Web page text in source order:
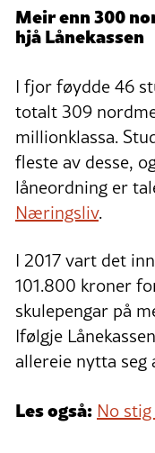
Meir enn 300
hjå Lånekassen
I fjor føydde 46
totalt 309
millionklassa.
fleste av desse,
låneordning er
Næringsliv.
I 2017 vart det
101.800 kroner
skulepengar på
Ifølgje
allereie nytta seg
Les også: No